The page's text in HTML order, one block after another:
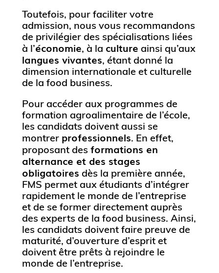
Toutefois, pour faciliter votre
admission, nous vous recommandons
de privilégier des spécialisations liées
à l’économie, à la culture ainsi qu’aux
langues vivantes, étant donné la
dimension internationale et culturelle
de la food business.
Pour accéder aux programmes de
formation agroalimentaire de l’école,
les candidats doivent aussi se
montrer professionnels. En effet,
proposant des formations en
alternance et des stages
obligatoires dès la première année,
FMS permet aux étudiants d’intégrer
rapidement le monde de l’entreprise
et de se former directement auprès
des experts de la food business. Ainsi,
les candidats doivent faire preuve de
maturité, d’ouverture d’esprit et
doivent être prêts à rejoindre le
monde de l’entreprise.